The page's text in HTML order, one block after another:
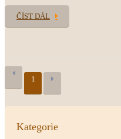
ČÍST DÁL
1
Kategorie